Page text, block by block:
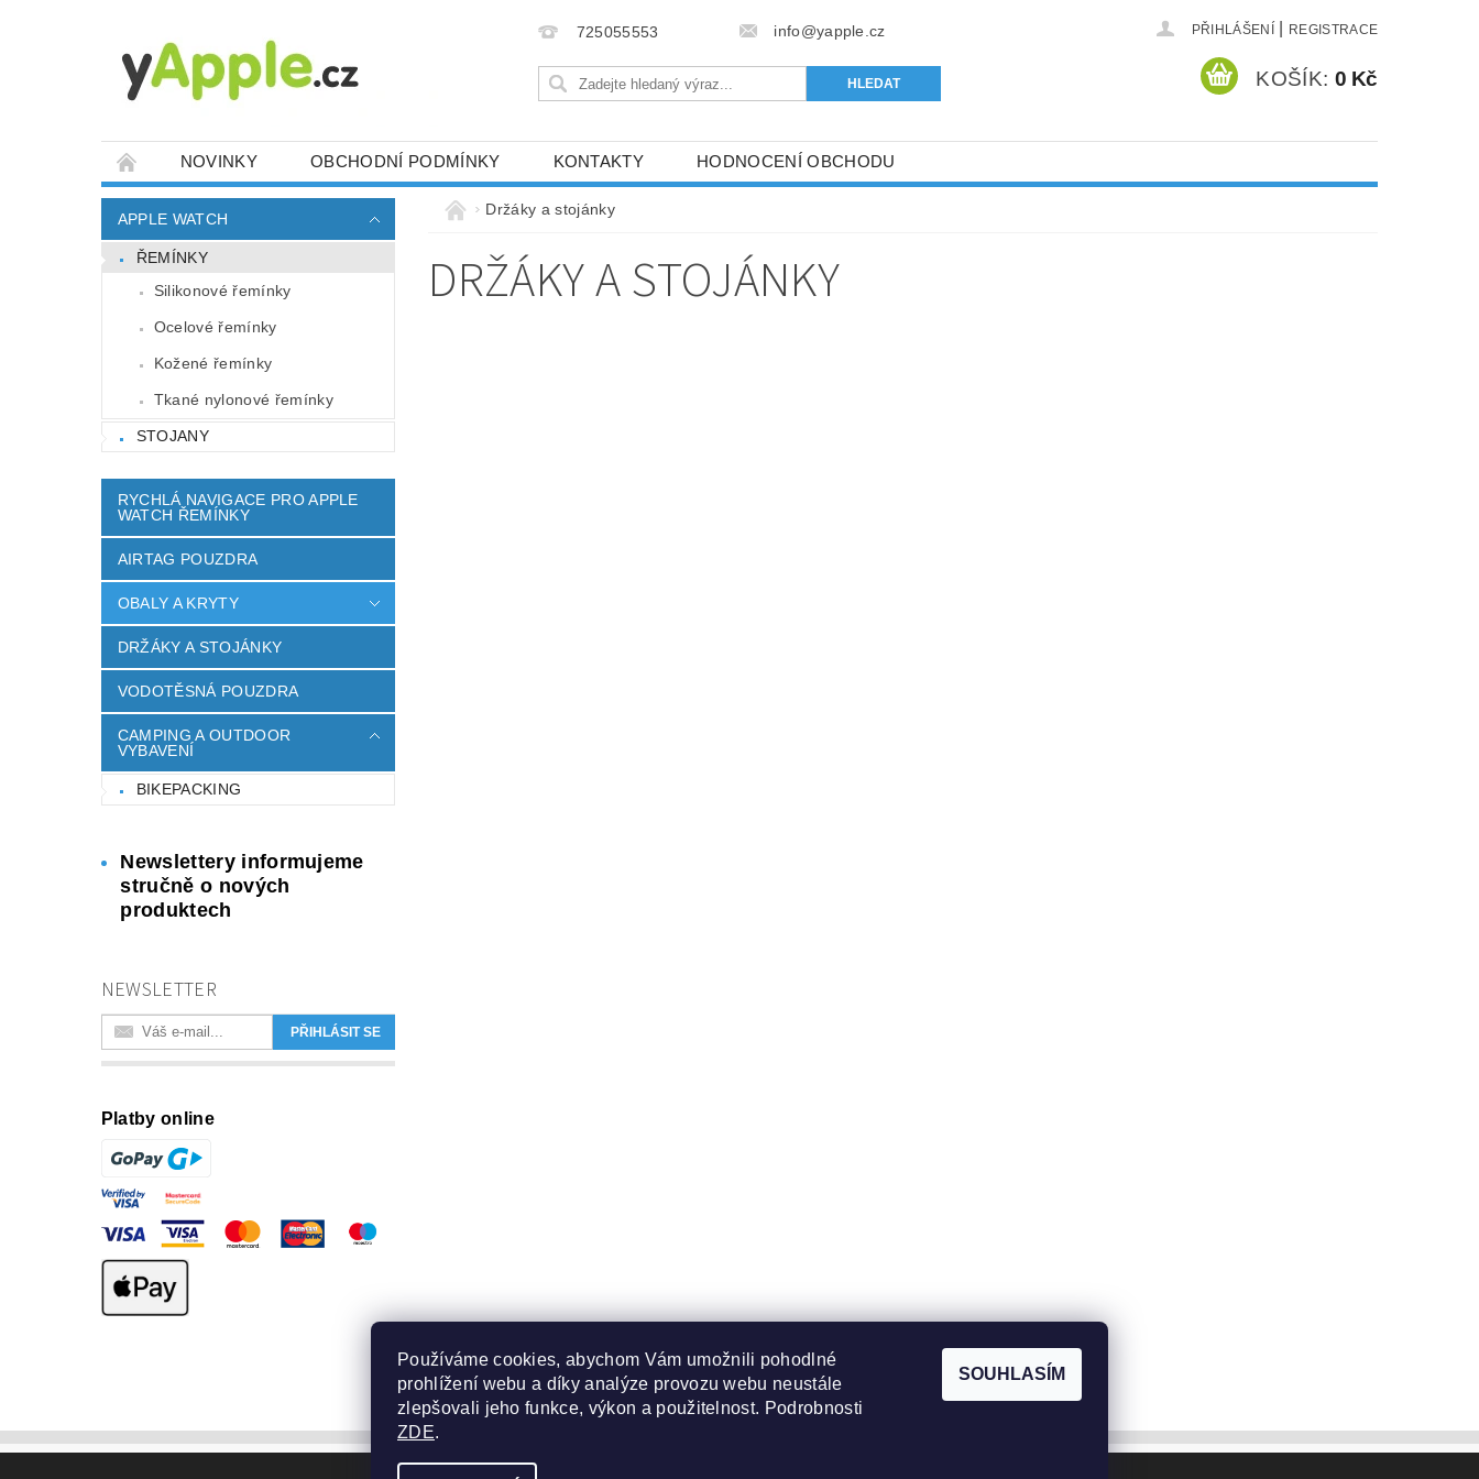
725055553 info@yapple.cz PŘIHLÁŠENÍ REGISTRACE
KOŠÍK: 0 Kč
NOVINKY OBCHODNÍ PODMÍNKY KONTAKTY HODNOCENÍ OBCHODU
APPLE WATCH
ŘEMÍNKY
Silikonové řemínky
Ocelové řemínky
Kožené řemínky
Tkané nylonové řemínky
STOJANY
RYCHLÁ NAVIGACE PRO APPLE
WATCH ŘEMÍNKY
AIRTAG POUZDRA
OBALY A KRYTY
DRŽÁKY A STOJÁNKY
VODOTĚSNÁ POUZDRA
CAMPING A OUTDOOR
VYBAVENÍ
BIKEPACKING
Newslettery informujeme
stručně o nových
produktech
NEWSLETTER
Platby online
Držáky a stojánky
DRŽÁKY A STOJÁNKY
Používáme cookies, abychom Vám umožnili pohodlné
prohlížení webu a díky analýze provozu webu neustále
zlepšovali jeho funkce, výkon a použitelnost. Podrobnosti
ZDE.
SOUHLASÍM